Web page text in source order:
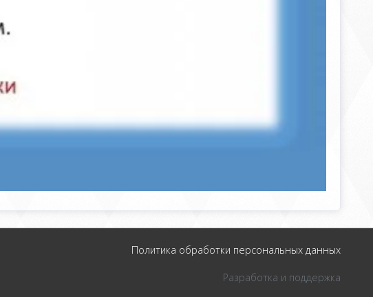
Политика обработки персональных данных
Разработка и поддержка